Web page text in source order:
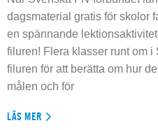
dagsmaterial gratis för skolor
en spännande
filuren! Flera klasser runt om
filuren för att berätta om hur
målen och för
LÄS MER